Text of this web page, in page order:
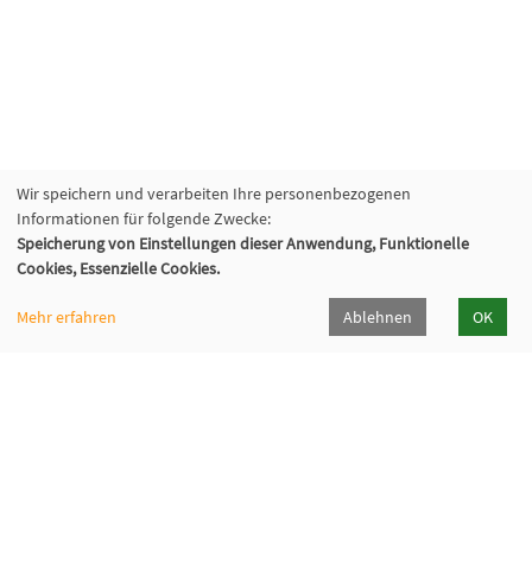
Wir speichern und verarbeiten Ihre personenbezogenen
Informationen für folgende Zwecke:
Speicherung von Einstellungen dieser Anwendung, Funktionelle
Cookies, Essenzielle Cookies.
Mehr erfahren Ablehnen OK